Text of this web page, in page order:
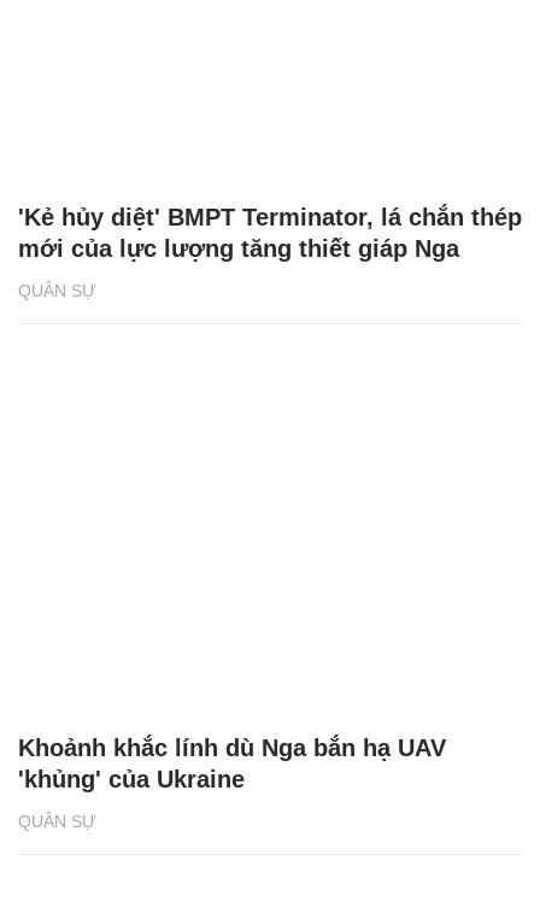
QUÂN SỰ
'Kẻ hủy diệt' BMPT Terminator, lá chắn thép
mới của lực lượng tăng thiết giáp Nga
QUÂN SỰ
Khoảnh khắc lính dù Nga bắn hạ UAV
'khủng' của Ukraine